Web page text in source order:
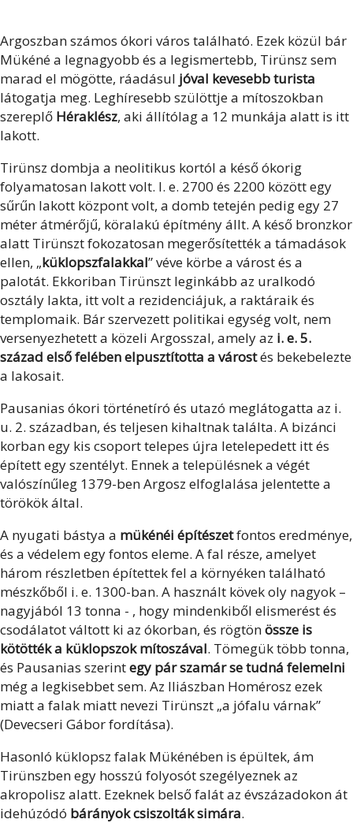
Argoszban számos ókori város található. Ezek közül bár
Mükéné a legnagyobb és a legismertebb, Tirünsz sem
marad el mögötte, ráadásul jóval kevesebb turista
látogatja meg. Leghíresebb szülöttje a mítoszokban
szereplő Héraklész, aki állítólag a 12 munkája alatt is itt
lakott.
Tirünsz dombja a neolitikus kortól a késő ókorig
folyamatosan lakott volt. I. e. 2700 és 2200 között egy
sűrűn lakott központ volt, a domb tetején pedig egy 27
méter átmérőjű, köralakú építmény állt. A késő bronzkor
alatt Tirünszt fokozatosan megerősítették a támadások
ellen, „küklopszfalakkal” véve körbe a várost és a
palotát. Ekkoriban Tirünszt leginkább az uralkodó
osztály lakta, itt volt a rezidenciájuk, a raktáraik és
templomaik. Bár szervezett politikai egység volt, nem
versenyezhetett a közeli Argosszal, amely az i. e. 5.
század első felében elpusztította a várostés bekebelezte
a lakosait.
Pausanias ókori történetíró és utazó meglátogatta az i.
u. 2. században, és teljesen kihaltnak találta. A bizánci
korban egy kis csoport telepes újra letelepedett itt és
épített egy szentélyt. Ennek a településnek a végét
valószínűleg 1379-ben Argosz elfoglalása jelentette a
törökök által.
A nyugati bástya a mükénéi építészetfontos eredménye,
és a védelem egy fontos eleme. A fal része, amelyet
három részletben építettek fel a környéken található
mészkőből i. e. 1300-ban. A használt kövek oly nagyok –
nagyjából 13 tonna - , hogy mindenkiből elismerést és
csodálatot váltott ki az ókorban, és rögtönössze is
kötötték a küklopszok mítoszával. Tömegük több tonna,
és Pausanias szerintegy pár szamár se tudná felemelni
még a legkisebbet sem. Az Iliászban Homérosz ezek
miatt a falak miatt nevezi Tirünszt „a jófalu várnak”
(Devecseri Gábor fordítása).
Hasonló küklopsz falak Mükénében is épültek, ám
Tirünszben egy hosszú folyosót szegélyeznek az
akropolisz alatt. Ezeknek belső falát az évszázadokon át
idehúzódó bárányok csiszolták simára.